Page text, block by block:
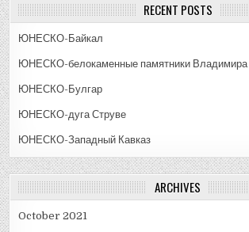
RECENT POSTS
ЮНЕСКО-Байкал
ЮНЕСКО-белокаменные памятники Владимира
ЮНЕСКО-Булгар
ЮНЕСКО-дуга Струве
ЮНЕСКО-Западный Кавказ
ARCHIVES
October 2021